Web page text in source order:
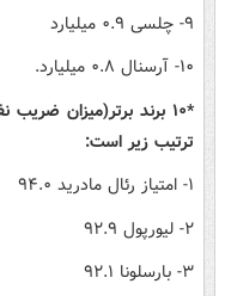
۹- چلسی ۰.۹ میلیارد
۱۰- آرسنال ۰.۸ میلیارد.
ترتیب زیر است:
۱- امتیاز رئال مادرید ۹۴.۰
۲- لیورپول ۹۲.۹
۳- بارسلونا ۹۲.۱